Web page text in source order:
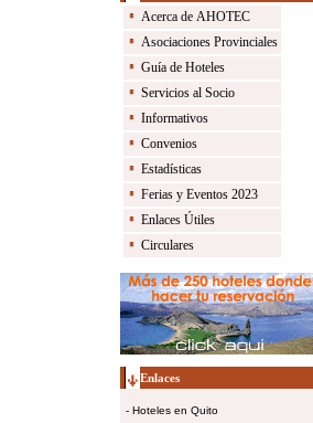
Acerca de AHOTEC
Asociaciones Provinciales
Guía de Hoteles
Servicios al Socio
Informativos
Convenios
Estadísticas
Ferias y Eventos 2023
Enlaces Útiles
Circulares
Enlaces
- Hoteles en Quito